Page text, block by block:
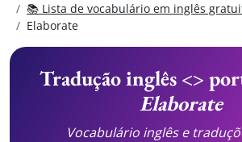
📚 Lista de vocabulário em inglês
Elaborate
Tradução inglês <>
Elaborate
Vocabulário inglês e